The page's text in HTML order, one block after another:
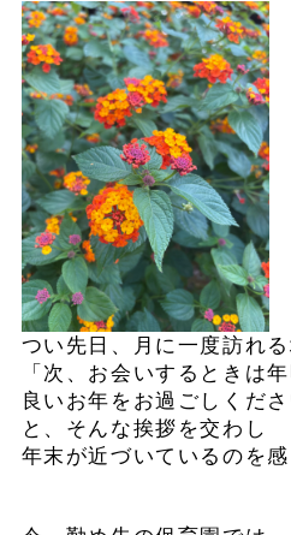
つい先日、月に一度訪れ
「次、お会いするときは
良いお年をお過ごしくださ
と、そんな挨拶を交わし
年末が近づいているのを